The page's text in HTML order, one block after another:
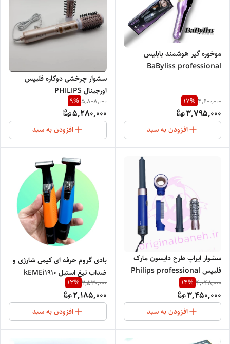
موخوره گیر هوشمند بابلیس
BaByliss professional
4,600,000
17%
3,795,000
افزودن به سبد
سشوار چرخشی دوکاره فلیپس
اورجینال PHILIPS
PROFESSIONAL
NETHERLANDS PH3969
5,808,000
9%
5,280,000
افزودن به سبد
سشوار ایراپ طرح دایسون مارک
فلیپس Philips professional
390
4,048,000
14%
3,450,000
افزودن به سبد
بادی گروم حرفه ای کیمی شارژی و
ضداب تیغ استیل kEMEi1910
2,530,000
13%
2,185,000
افزودن به سبد